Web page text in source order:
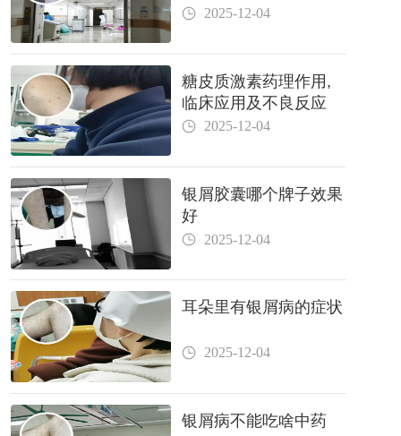
2025-12-04
糖皮质激素药理作用,
临床应用及不良反应
2025-12-04
银屑胶囊哪个牌子效果
好
2025-12-04
耳朵里有银屑病的症状
2025-12-04
银屑病不能吃啥中药